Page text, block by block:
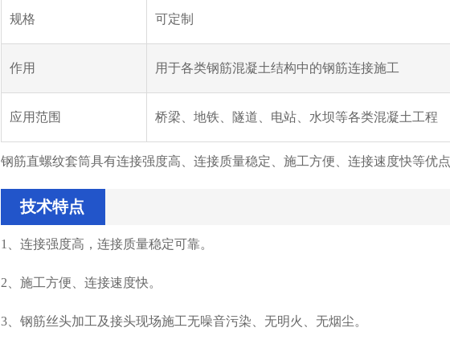
规格 可定制
作用 用于各类钢筋混凝土结构中的钢筋连接施工
应用范围 桥梁、地铁、隧道、电站、水坝等各类混凝土工程
钢筋直螺纹套筒具有连接强度高、连接质量稳定、施工方便、连接速度快等优
技术特点
1、连接强度高，连接质量稳定可靠。
2、施工方便、连接速度快。
3、钢筋丝头加工及接头现场施工无噪音污染、无明火、无烟尘。